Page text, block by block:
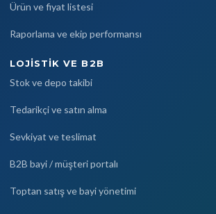
Ürün ve fiyat listesi
Raporlama ve ekip performansı
LOJISTIK VE B2B
Stok ve depo takibi
Tedarikçi ve satın alma
Sevkiyat ve teslimat
B2B bayi / müşteri portalı
Toptan satış ve bayi yönetimi